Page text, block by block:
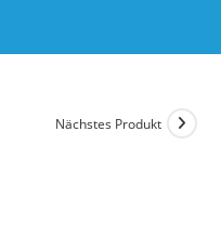
Nächstes Produkt